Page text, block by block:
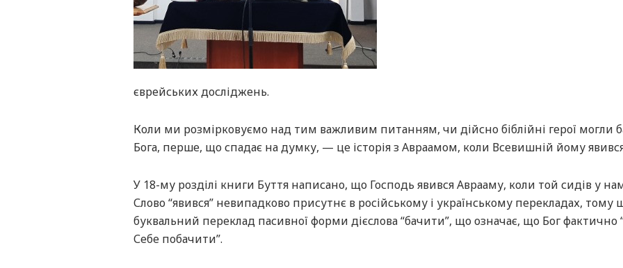
єврейських досліджень.
Коли ми розмірковуємо над тим важливим питанням, чи дійсно біблійні герої могли
Бога, перше, що спадає на думку, — це історія з Авраамом, коли Всевишній йому
У 18-му розділі книги Буття написано, що Господь явився Аврааму, коли той сидів у
Слово “явився” невипадково присутнє в російському і українському перекладах, тому
буквальний переклад пасивної форми дієслова “бачити”, що означає, що Бог фактично
Себе побачити”.